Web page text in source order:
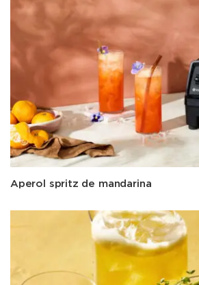
Aperol spritz de mandarina